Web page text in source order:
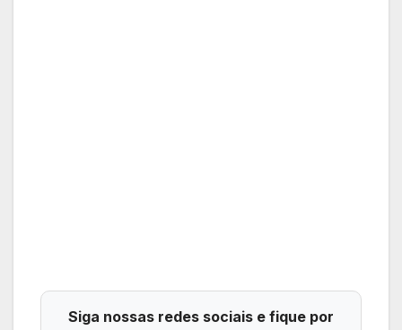
Siga nossas redes sociais e fique por